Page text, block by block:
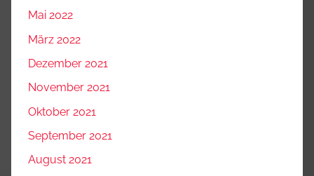
Mai 2022
März 2022
Dezember 2021
November 2021
Oktober 2021
September 2021
August 2021